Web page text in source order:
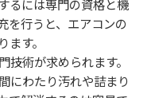
るには専門の資格と機
を行うと、エアコンの
す。
技術が求められます。
にわたり汚れや詰まり